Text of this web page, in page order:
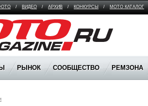
/ ВИДЕО / АРХИВ / КОНКУРСЫ / МОТО КАТАЛОГ
РЫНОК СООБЩЕСТВО РЕМЗОНА